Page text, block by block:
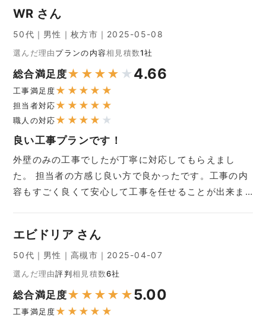
WR さん
50代｜男性｜枚方市｜2025-05-08
選んだ理由プランの内容相見積数1社
総合満足度★ ★ ★ ★ ★ 4.66
工事満足度★ ★ ★ ★ ★
担当者対応★ ★ ★ ★ ★
職人の対応★ ★ ★ ★ ★
良い工事プランです！
外壁のみの工事でしたが丁寧に対応してもらえまし
た。 担当者の方感じ良い方で良かったです。工事の内
容もすごく良くて安心して工事を任せることが出来ま…
エビドリア さん
50代｜男性｜高槻市｜2025-04-07
選んだ理由評判相見積数6社
総合満足度★ ★ ★ ★ ★5.00
工事満足度★ ★ ★ ★ ★